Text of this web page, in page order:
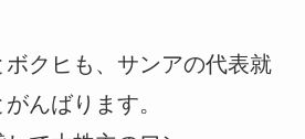
クヒも、サンアの代表就
んばります。